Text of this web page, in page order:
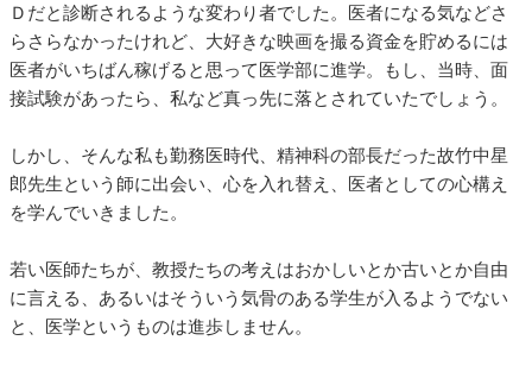
Ｄだと診断されるような変わり者でした。医者になる気などさ
らさらなかったけれど、大好きな映画を撮る資金を貯めるには
医者がいちばん稼げると思って医学部に進学。もし、当時、面
接試験があったら、私など真っ先に落とされていたでしょう。
しかし、そんな私も勤務医時代、精神科の部長だった故竹中星
郎先生という師に出会い、心を入れ替え、医者としての心構え
を学んでいきました。
若い医師たちが、教授たちの考えはおかしいとか古いとか自由
に言える、あるいはそういう気骨のある学生が入るようでない
と、医学というものは進歩しません。